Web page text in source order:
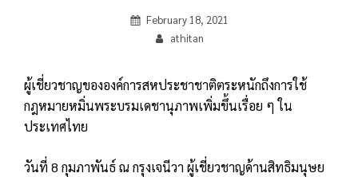
Posted
on
February 18, 2021
By
athitan
ผู้เชี่ยวชาญขององค์การสหประชาชาติตระหนักถึงการใช้
กฎหมายหมิ่นพระบรมเดชานุภาพเพิ่มขึ้นเรื่อย ๆ ใน
ประเทศไทย
วันที่ 8 กุมภาพันธ์ ณ กรุงเจนีวา ผู้เชี่ยวชาญด้านสิทธิมนุษย